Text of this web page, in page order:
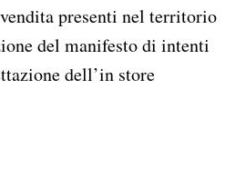
presenti nel territorio
del manifesto di intenti
dell’in store